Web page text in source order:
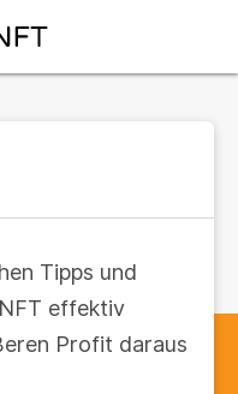
Tipps und
effektiv
Profit daraus